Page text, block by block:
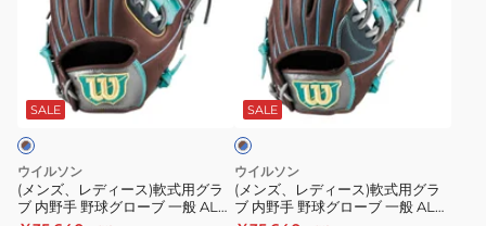
ロ
ー
ブ
一
般
AW
W/H
DUAL
1723
WBW103812
ス)
軟
式
用
グ
SALE
ウイルソン
(メンズ、レディース)軟式用グラ
ブ 内野手 野球グローブ 一般 AL
ス)
軟
式
用
グ
SALE
ブ
ラ
ウ
ブ
ル
ー
ウイルソン
(メンズ、レディース)軟式用グラ
ブ 内野手 野球グローブ 一般 AL